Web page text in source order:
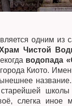
одним из
Чистой
водопада
Киото.
школы
слегка иное